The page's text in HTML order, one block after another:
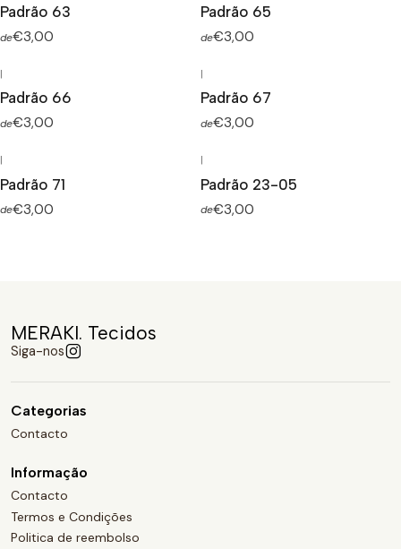
Padrão 63
de€3,00
Padrão 65
de€3,00
|
Padrão 66
de€3,00
|
Padrão 67
de€3,00
|
Padrão 71
de€3,00
|
Padrão 23-05
de€3,00
MERAKI. Tecidos
Siga-nos
Categorias
Contacto
Informação
Contacto
Termos e Condições
Politica de reembolso